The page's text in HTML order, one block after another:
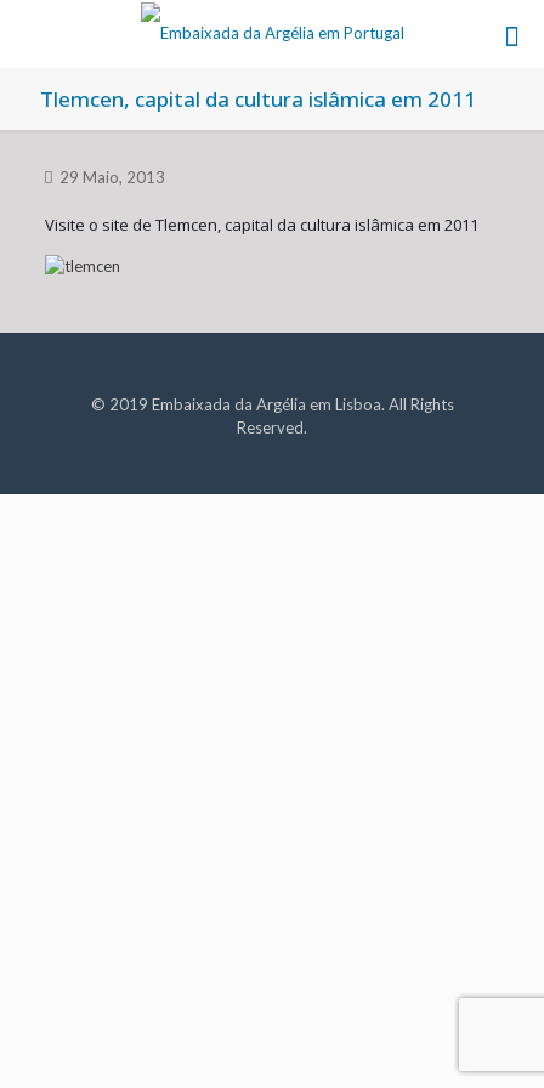
Tlemcen, capital da cultura islâmica em 2011
29 Maio, 2013
Visite o site de Tlemcen, capital da cultura islâmica em 2011
© 2019 Embaixada da Argélia em Lisboa. All Rights
Reserved.